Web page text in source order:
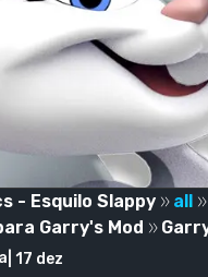
- Esquilo Slappy
all
Garry's Mod
17 dez